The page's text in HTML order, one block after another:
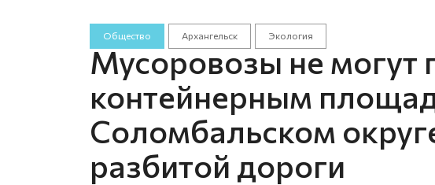
Общество Архангельск Экология
Мусоровозы не могут
контейнерным
Соломбальском
разбитой дороги